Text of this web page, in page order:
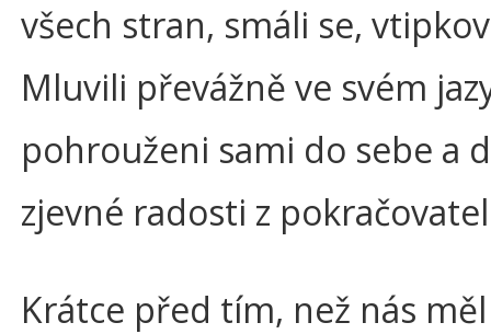
všech stran, smáli se,
Mluvili převážně ve svém
pohrouženi sami do sebe a
zjevné radosti z
Krátce před tím, než nás